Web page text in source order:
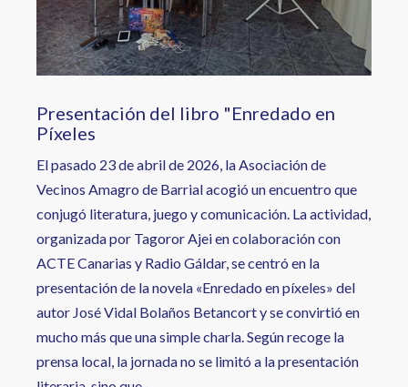
Presentación del libro "Enredado en
Píxeles
El pasado 23 de abril de 2026, la Asociación de
Vecinos Amagro de Barrial acogió un encuentro que
conjugó literatura, juego y comunicación. La actividad,
organizada por Tagoror Ajei en colaboración con
ACTE Canarias y Radio Gáldar, se centró en la
presentación de la novela «Enredado en píxeles» del
autor José Vidal Bolaños Betancort y se convirtió en
mucho más que una simple charla. Según recoge la
prensa local, la jornada no se limitó a la presentación